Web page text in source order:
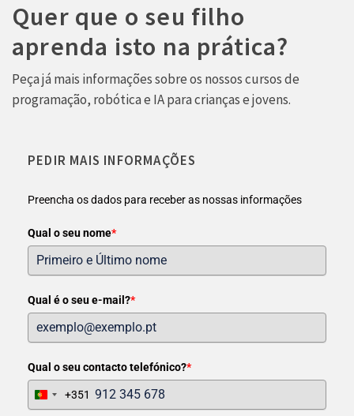
Quer que o seu filho
aprenda isto na prática?
Peça já mais informações sobre os nossos cursos de
programação, robótica e IA para crianças e jovens.
PEDIR MAIS INFORMAÇÕES
Preencha os dados para receber as nossas informações
Qual o seu nome*
Qual é o seu e-mail?*
Qual o seu contacto telefónico?*
Portugal
+351